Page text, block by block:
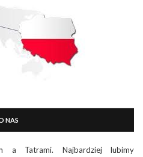
NAS
a Tatrami. Najbardziej lubimy